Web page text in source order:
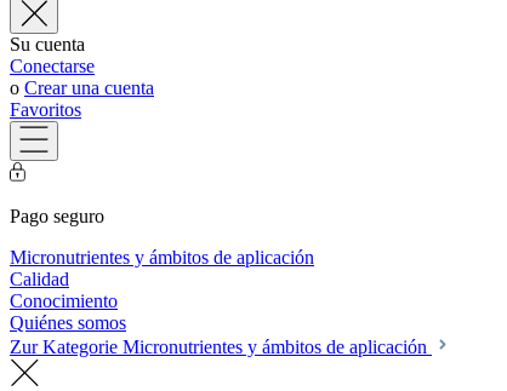
Su cuenta
Conectarse
o Crear una cuenta
Favoritos
Pago seguro
Micronutrientes y ámbitos de aplicación
Calidad
Conocimiento
Quiénes somos
Zur Kategorie Micronutrientes y ámbitos de aplicación